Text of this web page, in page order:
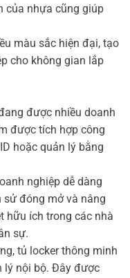
của nhựa cũng giúp
màu sắc hiện đại, tạo
cho không gian lắp
được nhiều doanh
được tích hợp công
hoặc quản lý bằng
nghiệp dễ dàng
sử đóng mở và nâng
hữu ích trong các nhà
sự.
tủ locker thông minh
lý nội bộ. Đây được